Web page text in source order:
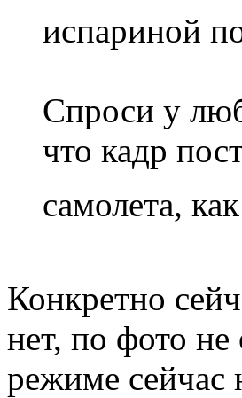
испариной
Спроси у
что кадр
самолета,
Конкретно
нет, по фото
режиме